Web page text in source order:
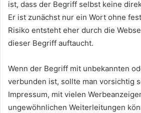
ist, dass der Begriff selbst keine
Er ist zunächst nur ein Wort ohne
Risiko entsteht eher durch die
dieser Begriff auftaucht.
Wenn der Begriff mit unbekannten
verbunden ist, sollte man vorsichtig
Impressum, mit vielen
ungewöhnlichen Weiterleitungen